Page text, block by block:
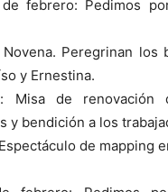
febrero: Pedimos
Peregrinan los
y Ernestina.
Misa de renovación
y bendición a los
de mapping